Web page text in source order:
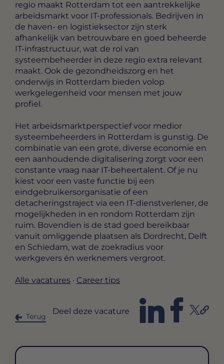
regio maakt Rotterdam tot een aantrekkelijke
arbeidsmarkt voor IT-professionals. Bedrijven in
de haven- en logistieksector zijn sterk
afhankelijk van betrouwbare en goed beheerde
IT-infrastructuur, wat de rol van
systeembeheerder in deze regio extra relevant
maakt. Ook de gezondheidszorg en het
onderwijs in Rotterdam bieden volop
werkgelegenheid voor mensen met jouw
profiel.
Het arbeidsmarktperspectief voor medior
systeembeheerders in Rotterdam is gunstig. De
combinatie van een grote, diverse economie en
een aanhoudende digitalisering zorgt voor een
constante vraag naar IT-beheertalent. Of je nu
kiest voor een vaste functie bij een
eindgebruikersorganisatie of een
detacheringstraject via een IT-dienstverlener, de
mogelijkheden in en rondom Rotterdam zijn
ruim. Bovendien is de stad goed bereikbaar
vanuit omliggende plaatsen als Dordrecht, Delft
en Schiedam, wat de zoekradius voor
werkgevers én werknemers vergroot.
Alle vacatures · Career tips
Terug
Deel deze vacature